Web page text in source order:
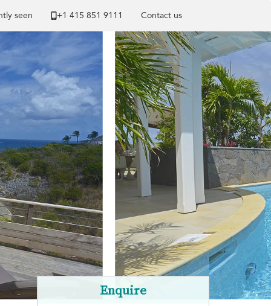
seen +1 ​415 851 9111 Contact us
Enquire